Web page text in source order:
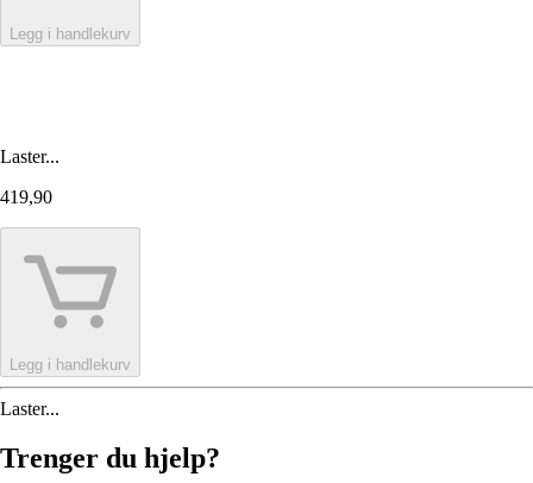
Legg i handlekurv
Laster...
419,90
Legg i handlekurv
Laster...
Trenger du hjelp?